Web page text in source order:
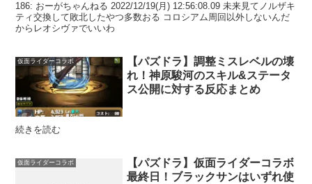
186: おーがちゃんねる 2022/12/19(月) 12:56:08.09 未来見てノルザキ
ティ交換して敗北したやつ多数おる コロシアム周回以外しないんだ
からレオシヴァでいいわ
仮面ライダーコラボ
【パズドラ】調整ミスレベルの壊
れ！神原駿河のスキル&ステータ
ス公開に対する反応まとめ
続きを読む
仮面ライダーコラボ
【パズドラ】仮面ライダーコラボ
最終日！ブラックサンはいずれ使